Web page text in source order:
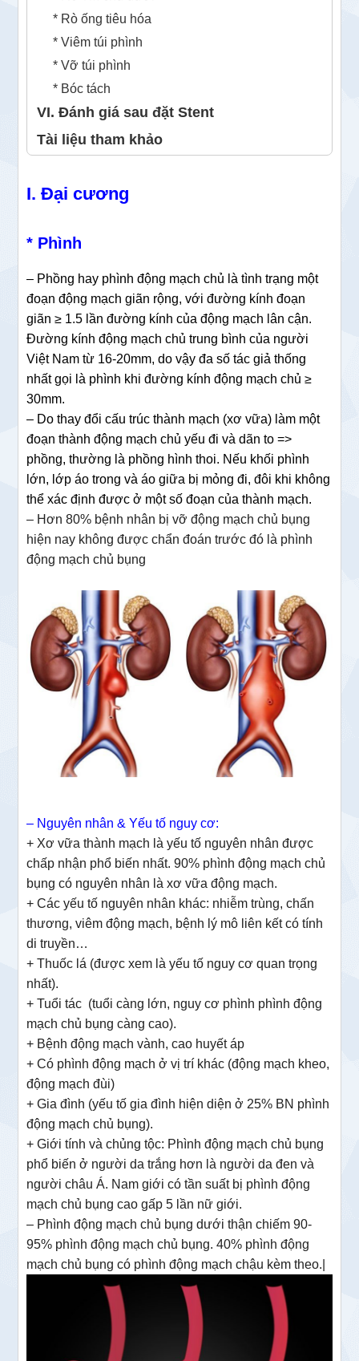
* Rò ống tiêu hóa
* Viêm túi phình
* Vỡ túi phình
* Bóc tách
VI. Đánh giá sau đặt Stent
Tài liệu tham khảo
I. Đại cương
* Phình
– Phồng hay phình động mạch chủ là tình trạng một
đoạn động mạch giãn rộng, với đường kính đoạn
giãn ≥ 1.5 lần đường kính của động mạch lân cận.
Đường kính động mạch chủ trung bình của người
Việt Nam từ 16-20mm, do vậy đa số tác giả thống
nhất gọi là phình khi đường kính động mạch chủ ≥
30mm.
– Do thay đổi cấu trúc thành mạch (xơ vữa) làm một
đoạn thành động mạch chủ yếu đi và dãn to =>
phồng, thường là phồng hình thoi. Nếu khối phình
lớn, lớp áo trong và áo giữa bị mỏng đi, đôi khi không
thể xác định được ở một số đoạn của thành mạch.
– Hơn 80% bệnh nhân bị vỡ động mạch chủ bụng
hiện nay không được chẩn đoán trước đó là phình
động mạch chủ bụng
– Nguyên nhân & Yếu tố nguy cơ:
+ Xơ vữa thành mạch là yếu tố nguyên nhân được
chấp nhận phổ biến nhất. 90% phình động mạch chủ
bụng có nguyên nhân là xơ vữa động mạch.
+ Các yếu tố nguyên nhân khác: nhiễm trùng, chấn
thương, viêm động mạch, bệnh lý mô liên kết có tính
di truyền…
+ Thuốc lá (được xem là yếu tố nguy cơ quan trọng
nhất).
+ Tuổi tác (tuổi càng lớn, nguy cơ phình phình động
mạch chủ bụng càng cao).
+ Bệnh động mạch vành, cao huyết áp
+ Có phình động mạch ở vị trí khác (động mạch kheo,
động mạch đùi)
+ Gia đình (yếu tố gia đình hiện diện ở 25% BN phình
động mạch chủ bụng).
+ Giới tính và chủng tộc: Phình động mạch chủ bụng
phổ biến ở người da trắng hơn là người da đen và
người châu Á. Nam giới có tần suất bị phình động
mạch chủ bụng cao gấp 5 lần nữ giới.
– Phình động mạch chủ bụng dưới thận chiếm 90-
95% phình động mạch chủ bụng. 40% phình động
mạch chủ bụng có phình động mạch chậu kèm theo.|